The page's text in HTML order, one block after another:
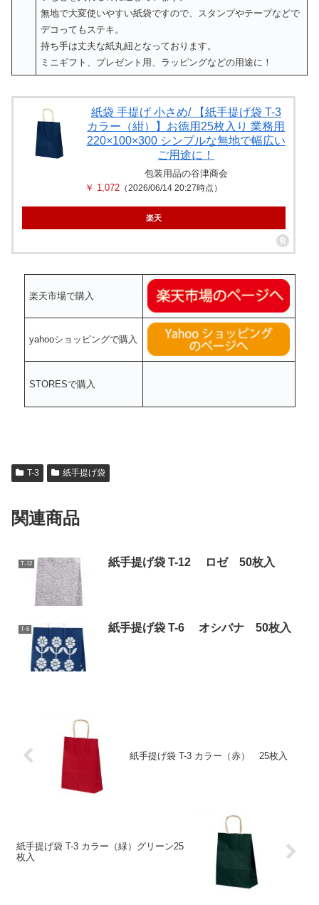
無地で大変使いやすい紙袋ですので、スタンプやテープなどで
デコってもステキ。
持ち手は丈夫な紙丸紐となっております。
ミニギフト、プレゼント用、ラッピングなどの用途に！
紙袋 手提げ 小さめ/ 【紙手提げ袋 T-3
カラー（紺）】お徳用25枚入り 業務用
220×100×300 シンプルな無地で幅広い
ご用途に！
包装用品の谷津商会
￥ 1,072 （2026/06/14 20:27時点）
楽天
楽天市場で購入
yahooショッピングで購入
STORESで購入
T-3 紙手提げ袋
関連商品
T-12 紙手提げ袋 T-12 ロゼ 50枚入
T-6 紙手提げ袋 T-6 オシバナ 50枚入
紙手提げ袋 T-3 カラー（赤） 25枚入
紙手提げ袋 T-3 カラー（緑）グリーン25
枚入